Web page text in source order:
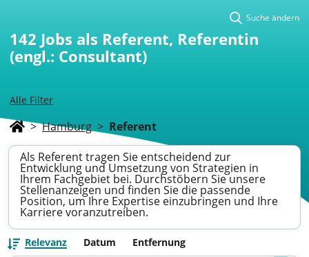
Alle Filter
Suche ändern
142 Jobs als Referent, Referentin
(engl.: Consultant)
> Hamburg > Referent
Als Referent tragen Sie entscheidend zur
Entwicklung und Umsetzung von Strategien in
Ihrem Fachgebiet bei. Durchstöbern Sie unsere
Stellenanzeigen und finden Sie die passende
Position, um Ihre Expertise einzubringen und Ihre
Karriere voranzutreiben.
Relevanz Datum Entfernung